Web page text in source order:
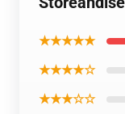
★★★★★
★★★★☆
★★★☆☆